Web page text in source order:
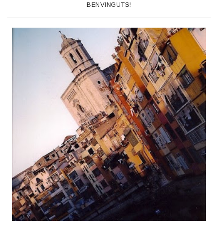
BENVINGUTS!